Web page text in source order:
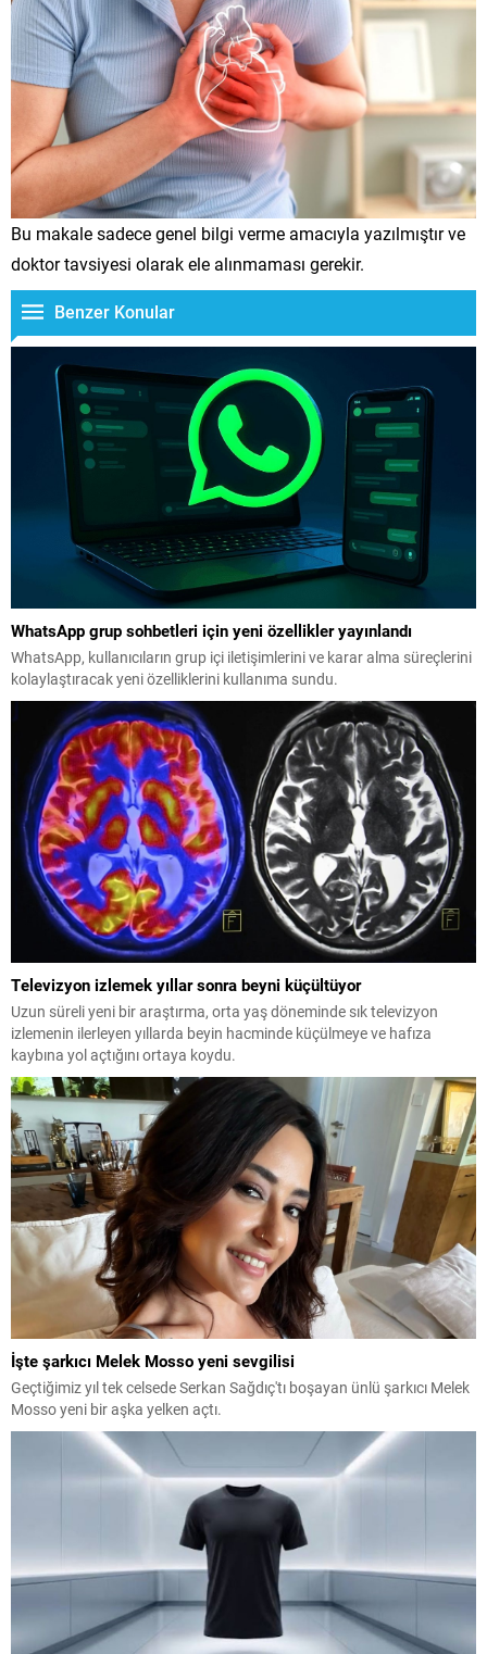
Bu makale sadece genel bilgi verme amacıyla yazılmıştır ve
doktor tavsiyesi olarak ele alınmaması gerekir.
Benzer Konular
WhatsApp grup sohbetleri için yeni özellikler yayınlandı
WhatsApp, kullanıcıların grup içi iletişimlerini ve karar alma süreçlerini
kolaylaştıracak yeni özelliklerini kullanıma sundu.
Televizyon izlemek yıllar sonra beyni küçültüyor
Uzun süreli yeni bir araştırma, orta yaş döneminde sık televizyon
izlemenin ilerleyen yıllarda beyin hacminde küçülmeye ve hafıza
kaybına yol açtığını ortaya koydu.
İşte şarkıcı Melek Mosso yeni sevgilisi
Geçtiğimiz yıl tek celsede Serkan Sağdıç'tı boşayan ünlü şarkıcı Melek
Mosso yeni bir aşka yelken açtı.